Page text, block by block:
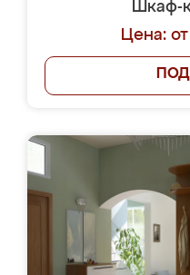
Шкаф-
Цена: